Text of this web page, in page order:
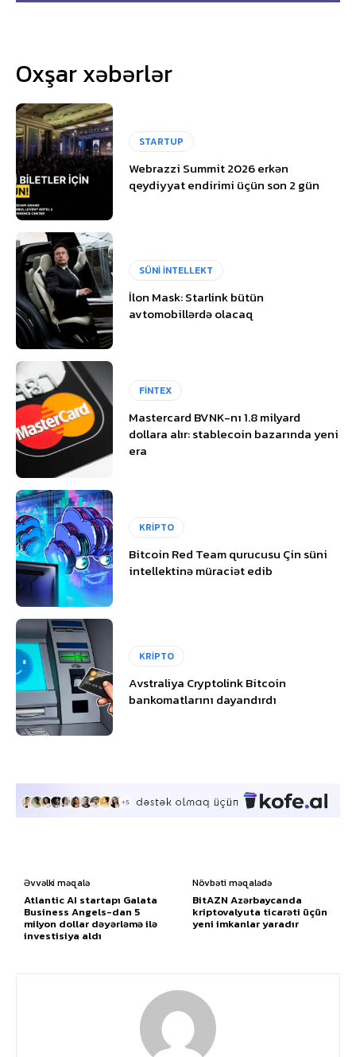
Oxşar xəbərlər
STARTUP
Webrazzi Summit 2026 erkən
qeydiyyat endirimi üçün son 2 gün
SÜNİ İNTELLEKT
İlon Mask: Starlink bütün
avtomobillərdə olacaq
FİNTEX
Mastercard BVNK-nı 1.8 milyard
dollara alır: stablecoin bazarında yeni
era
KRİPTO
Bitcoin Red Team qurucusu Çin süni
intellektinə müraciət edib
KRİPTO
Avstraliya Cryptolink Bitcoin
bankomatlarını dayandırdı
Əvvəlki məqalə
Atlantic AI startapı Galata
Business Angels-dan 5
milyon dollar dəyərləmə ilə
investisiya aldı
Növbəti məqalədə
BitAZN Azərbaycanda
kriptovalyuta ticarəti üçün
yeni imkanlar yaradır